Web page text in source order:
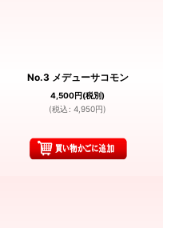
No.3 メデューサコモン
4,500円(税別)
(税込 : 4,950円)